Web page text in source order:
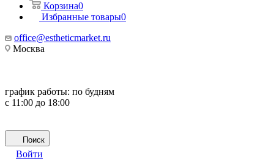
Корзина0
Избранные товары0
office@estheticmarket.ru
Москва
график работы: по будням
с 11:00 до 18:00
Поиск
Войти